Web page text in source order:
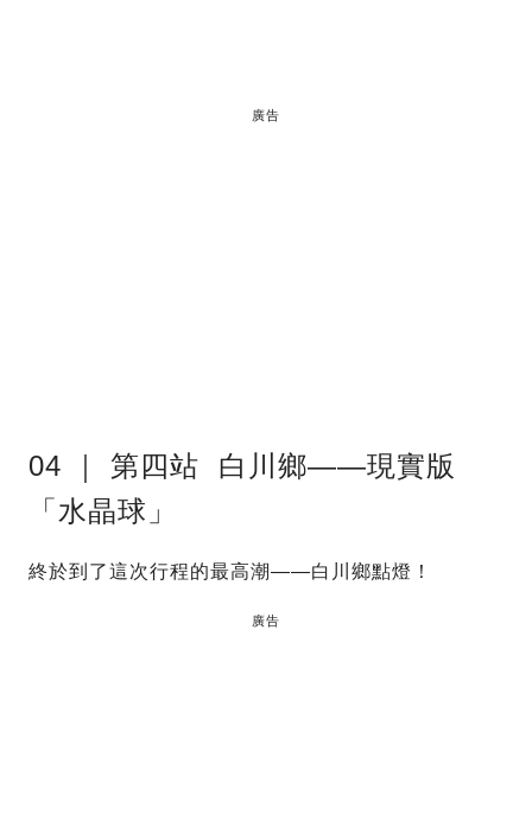
廣告
04 ｜ 第四站 白川鄉——現實版
「水晶球」
終於到了這次行程的最高潮——白川鄉點燈！
廣告